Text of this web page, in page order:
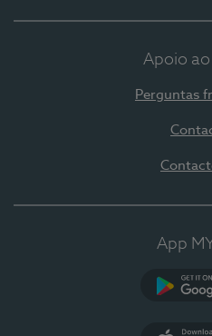
Apoio
Perguntas
App